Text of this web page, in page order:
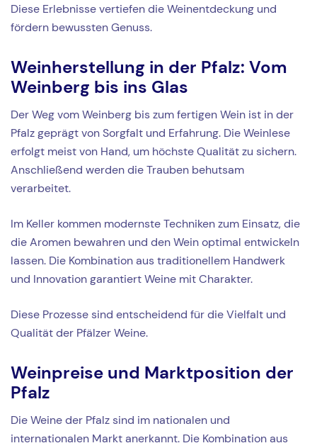
Diese Erlebnisse vertiefen die Weinentdeckung und
fördern bewussten Genuss.
Weinherstellung in der Pfalz: Vom
Weinberg bis ins Glas
Der Weg vom Weinberg bis zum fertigen Wein ist in der
Pfalz geprägt von Sorgfalt und Erfahrung. Die Weinlese
erfolgt meist von Hand, um höchste Qualität zu sichern.
Anschließend werden die Trauben behutsam
verarbeitet.
Im Keller kommen modernste Techniken zum Einsatz, die
die Aromen bewahren und den Wein optimal entwickeln
lassen. Die Kombination aus traditionellem Handwerk
und Innovation garantiert Weine mit Charakter.
Diese Prozesse sind entscheidend für die Vielfalt und
Qualität der Pfälzer Weine.
Weinpreise und Marktposition der
Pfalz
Die Weine der Pfalz sind im nationalen und
internationalen Markt anerkannt. Die Kombination aus